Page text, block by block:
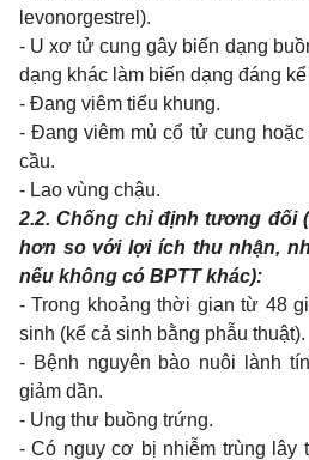
levonorgestrel).
- U xơ tử cung gây biến dạng
dạng khác làm biến dạng đáng
- Đang viêm tiểu khung.
- Đang viêm mủ cổ tử cung hoặc
cầu.
- Lao vùng chậu.
2.2. Chống chỉ định tương đối
hơn so với lợi ích thu nhận,
nếu không có BPTT khác):
- Trong khoảng thời gian từ 48
sinh (kể cả sinh bằng phẫu thuật).
- Bệnh nguyên bào nuôi lành
giảm dần.
- Ung thư buồng trứng.
- Có nguy cơ bị nhiễm trùng lây